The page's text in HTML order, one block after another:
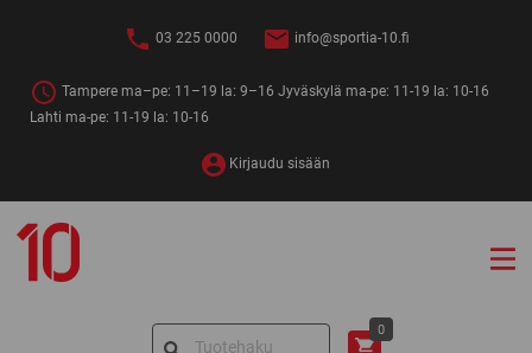
03 225 0000 info@sportia-10.fi
Tampere ma–pe: 11–19 la: 9–16 Jyväskylä ma-pe: 11-19 la: 10-16
Lahti ma-pe: 11-19 la: 10-16
Kirjaudu sisään
10
Search
0